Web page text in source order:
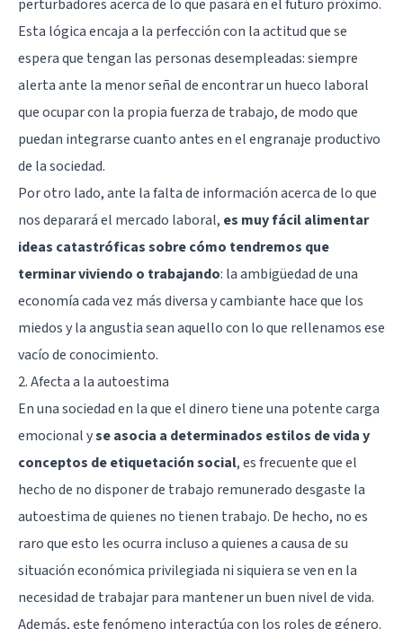
perturbadores acerca de lo que pasará en el futuro próximo.
Esta lógica encaja a la perfección con la actitud que se
espera que tengan las personas desempleadas: siempre
alerta ante la menor señal de encontrar un hueco laboral
que ocupar con la propia fuerza de trabajo, de modo que
puedan integrarse cuanto antes en el engranaje productivo
de la sociedad.
Por otro lado, ante la falta de información acerca de lo que
nos deparará el mercado laboral, es muy fácil alimentar
ideas catastróficas sobre cómo tendremos que
terminar viviendo o trabajando: la ambigüedad de una
economía cada vez más diversa y cambiante hace que los
miedos y la angustia sean aquello con lo que rellenamos ese
vacío de conocimiento.
2. Afecta a la autoestima
En una sociedad en la que el dinero tiene una potente carga
emocional yse asocia a determinados estilos de vida y
conceptos de etiquetación social, es frecuente que el
hecho de no disponer de trabajo remunerado desgaste la
autoestima de quienes no tienen trabajo. De hecho, no es
raro que esto les ocurra incluso a quienes a causa de su
situación económica privilegiada ni siquiera se ven en la
necesidad de trabajar para mantener un buen nivel de vida.
Además, este fenómeno interactúa con los roles de género.